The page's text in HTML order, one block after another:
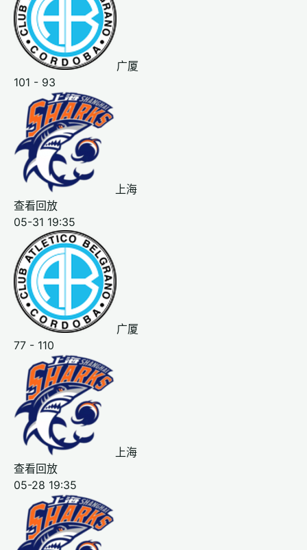
广厦
101 - 93
上海
查看回放
05-31 19:35
广厦
77 - 110
上海
查看回放
05-28 19:35